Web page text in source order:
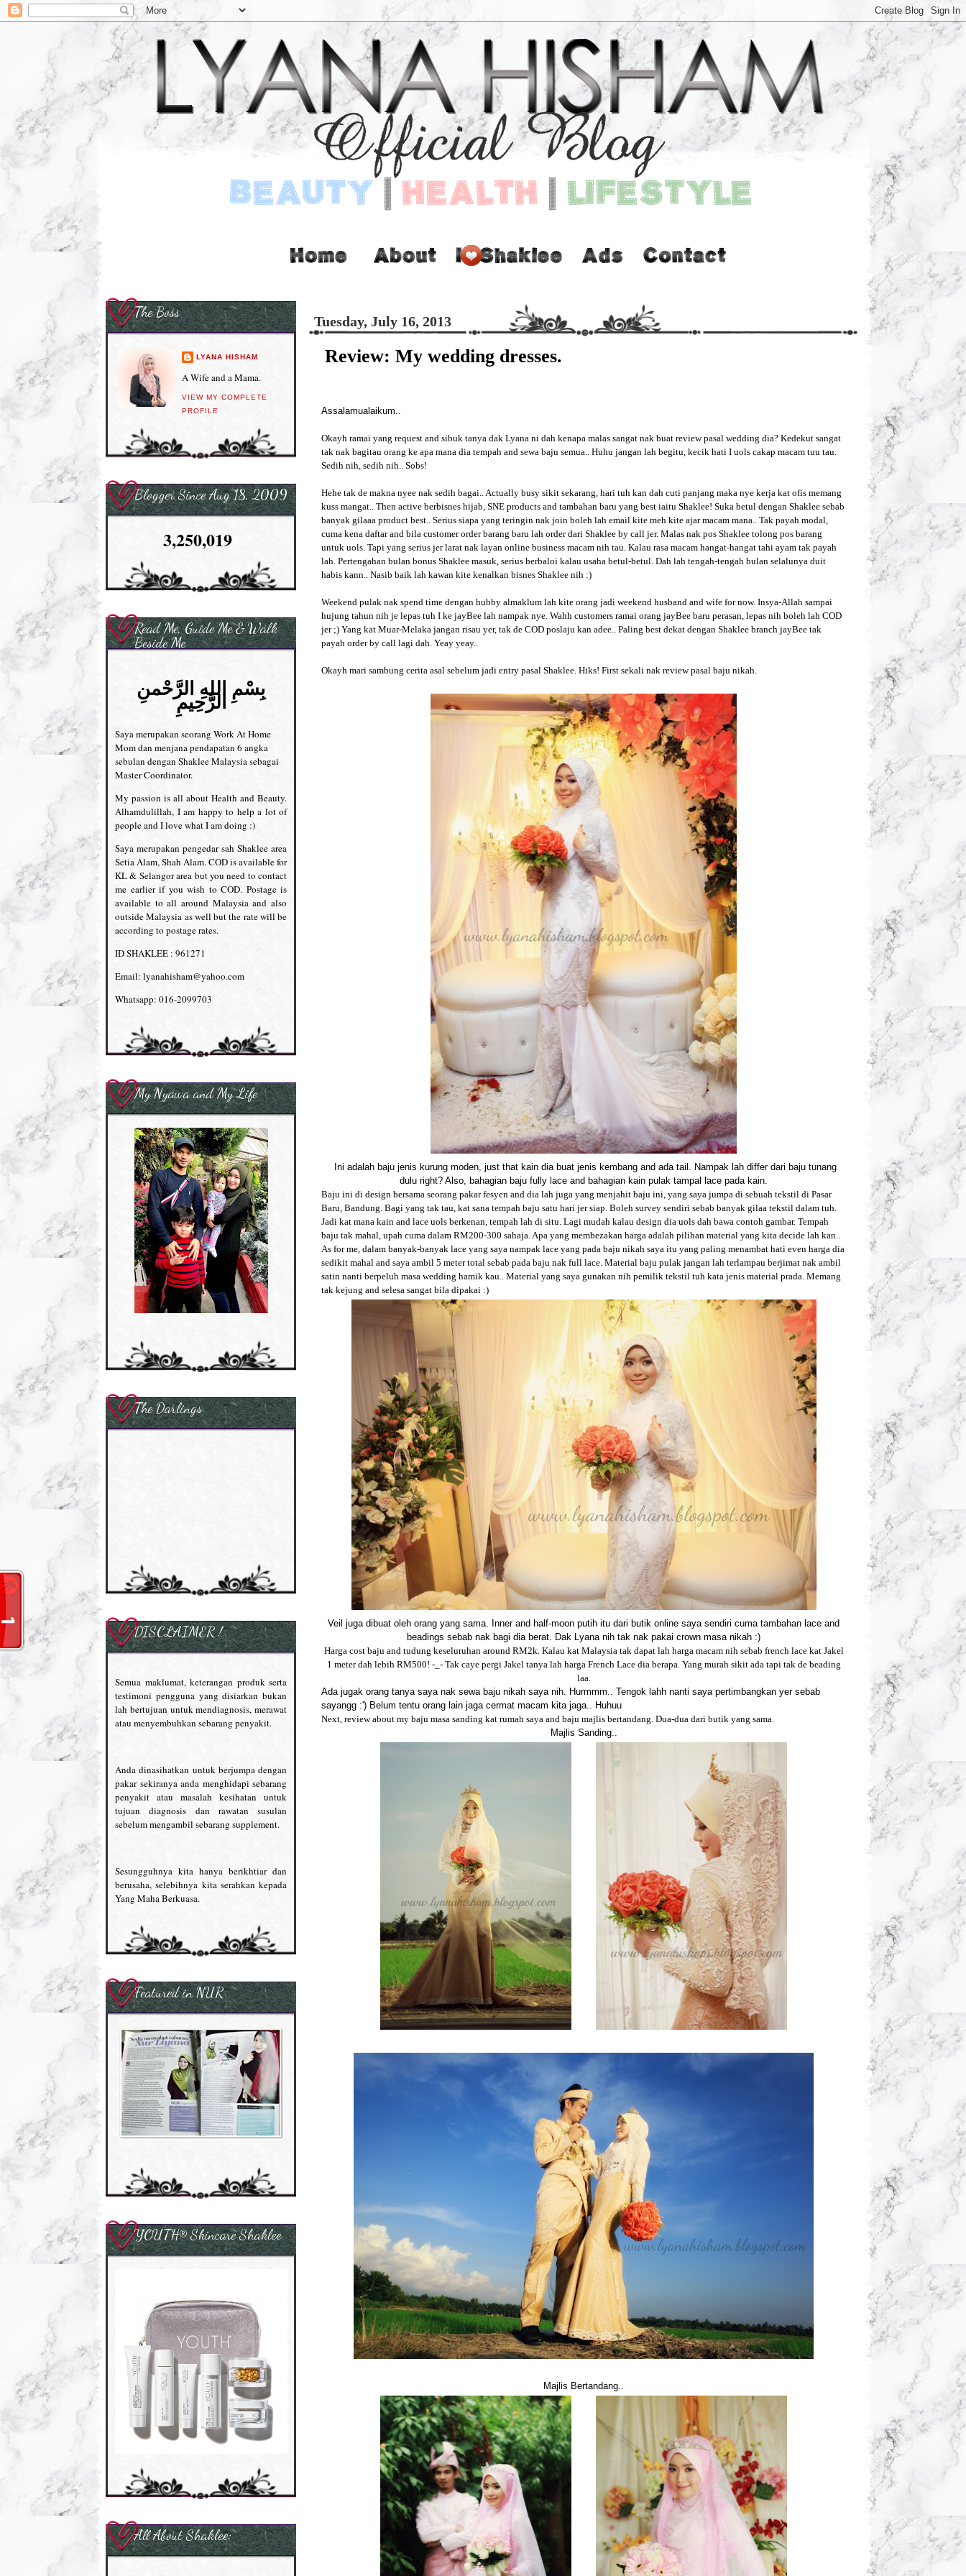
Tuesday, July 16, 2013
Review: My wedding dresses.
Assalamualaikum..
Okayh ramai yang request and sibuk tanya dak Lyana ni dah kenapa malas sangat nak buat review pasal wedding dia? Kedekut sangat
tak nak bagitau orang ke apa mana dia tempah and sewa baju semua.. Huhu jangan lah begitu, kecik hati I uols cakap macam tuu tau.
Sedih nih, sedih nih.. Sobs!
Hehe tak de makna nyee nak sedih bagai.. Actually busy sikit sekarang, hari tuh kan dah cuti panjang maka nye kerja kat ofis memang
kuss mangat.. Then active berbisnes hijab, SNE products and tambahan baru yang best iaitu Shaklee! Suka betul dengan Shaklee sebab
banyak gilaaa product best.. Serius siapa yang teringin nak join boleh lah email kite meh kite ajar macam mana.. Tak payah modal,
cuma kena daftar and bila customer order barang baru lah order dari Shaklee by call jer. Malas nak pos Shaklee tolong pos barang
untuk uols. Tapi yang serius jer larat nak layan online business macam nih tau. Kalau rasa macam hangat-hangat tahi ayam tak payah
lah. Pertengahan bulan bonus Shaklee masuk, serius berbaloi kalau usaha betul-betul. Dah lah tengah-tengah bulan selalunya duit
habis kann.. Nasib baik lah kawan kite kenalkan bisnes Shaklee nih :)
Weekend pulak nak spend time dengan hubby almaklum lah kite orang jadi weekend husband and wife for now. Insya-Allah sampai
hujung tahun nih je lepas tuh I ke jayBee lah nampak nye. Wahh customers ramai orang jayBee baru perasan, lepas nih boleh lah COD
jer ;) Yang kat Muar-Melaka jangan risau yer, tak de COD poslaju kan adee.. Paling best dekat dengan Shaklee branch jayBee tak
payah order by call lagi dah. Yeay yeay..
Okayh mari sambung cerita asal sebelum jadi entry pasal Shaklee. Hiks! First sekali nak review pasal baju nikah.
Ini adalah baju jenis kurung moden, just that kain dia buat jenis kembang and ada tail. Nampak lah differ dari baju tunang
dulu right? Also, bahagian baju fully lace and bahagian kain pulak tampal lace pada kain.
Baju ini di design bersama seorang pakar fesyen and dia lah juga yang menjahit baju ini, yang saya jumpa di sebuah tekstil di Pasar
Baru, Bandung. Bagi yang tak tau, kat sana tempah baju satu hari jer siap. Boleh survey sendiri sebab banyak gilaa tekstil dalam tuh.
Jadi kat mana kain and lace uols berkenan, tempah lah di situ. Lagi mudah kalau design dia uols dah bawa contoh gambar. Tempah
baju tak mahal, upah cuma dalam RM200-300 sahaja. Apa yang membezakan harga adalah pilihan material yang kita decide lah kan..
As for me, dalam banyak-banyak lace yang saya nampak lace yang pada baju nikah saya itu yang paling menambat hati even harga dia
sedikit mahal and saya ambil 5 meter total sebab pada baju nak full lace. Material baju pulak jangan lah terlampau berjimat nak ambil
satin nanti berpeluh masa wedding hamik kau.. Material yang saya gunakan nih pemilik tekstil tuh kata jenis material prada. Memang
tak kejung and selesa sangat bila dipakai :)
Veil juga dibuat oleh orang yang sama. Inner and half-moon putih itu dari butik online saya sendiri cuma tambahan lace and
beadings sebab nak bagi dia berat. Dak Lyana nih tak nak pakai crown masa nikah :)
Harga cost baju and tudung keseluruhan around RM2k. Kalau kat Malaysia tak dapat lah harga macam nih sebab french lace kat Jakel
1 meter dah lebih RM500! -_- Tak caye pergi Jakel tanya lah harga French Lace dia berapa. Yang murah sikit ada tapi tak de beading
laa.
Ada jugak orang tanya saya nak sewa baju nikah saya nih. Hurmmm.. Tengok lahh nanti saya pertimbangkan yer sebab
sayangg :') Belum tentu orang lain jaga cermat macam kita jaga.. Huhuu
Next, review about my baju masa sanding kat rumah saya and baju majlis bertandang. Dua-dua dari butik yang sama.
Majlis Sanding..
Majlis Bertandang..
The Boss
LYANA HISHAM
A Wife and a Mama.
VIEW MY COMPLETE
PROFILE
Blogger Since Aug 18, 2009
3,250,019
Read Me, Guide Me & Walk
Beside Me
بِسْمِ اللهِ الرَّحْمنِ
الرَّحِيمِ
Saya merupakan seorang Work At Home
Mom dan menjana pendapatan 6 angka
sebulan dengan Shaklee Malaysia sebagai
Master Coordinator.
My passion is all about Health and Beauty.
Alhamdulillah, I am happy to help a lot of
people and I love what I am doing :)
Saya merupakan pengedar sah Shaklee area
Setia Alam, Shah Alam. COD is available for
KL & Selangor area but you need to contact
me earlier if you wish to COD. Postage is
available to all around Malaysia and also
outside Malaysia as well but the rate will be
according to postage rates.
ID SHAKLEE : 961271
Email: lyanahisham@yahoo.com
Whatsapp: 016-2099703
My Nyawa and My Life
The Darlings
DISCLAIMER !
Semua maklumat, keterangan produk serta
testimoni pengguna yang disiarkan bukan
lah bertujuan untuk mendiagnosis, merawat
atau menyembuhkan sebarang penyakit.
Anda dinasihatkan untuk berjumpa dengan
pakar sekiranya anda menghidapi sebarang
penyakit atau masalah kesihatan untuk
tujuan diagnosis dan rawatan susulan
sebelum mengambil sebarang supplement.
Sesungguhnya kita hanya berikhtiar dan
berusaha, selebihnya kita serahkan kepada
Yang Maha Berkuasa.
Featured in NUR
YOUTH® Skincare Shaklee
All About Shaklee: